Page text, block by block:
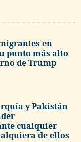
en
punto más alto
de Trump
y Pakistán
cualquier
de ellos